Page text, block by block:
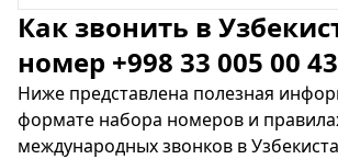
Как звонить в
номер +998 33 005 00
Ниже представлена полезная
формате набора номеров и
международных звонков в